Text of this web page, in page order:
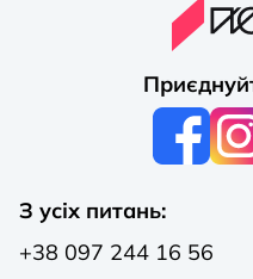
З усіх питань:
+38 097 244 16 56